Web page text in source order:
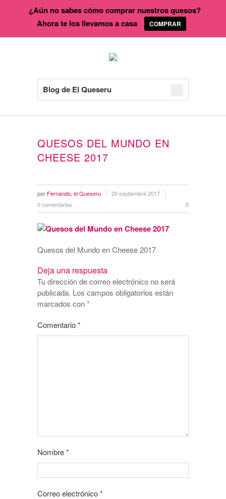
Blog de El Queseru
QUESOS DEL MUNDO EN
CHEESE 2017
por Fernando, el Queseru
20 septiembre 2017
0 comentarios
0
Quesos del Mundo en Cheese 2017
Deja una respuesta
Tu dirección de correo electrónico no será
publicada. Los campos obligatorios están
marcados con*
Comentario*
Nombre*
Correo electrónico*
¿Aún no sabes cómo comprar nuestros quesos?
Ahora te los llevamos a casa
COMPRAR